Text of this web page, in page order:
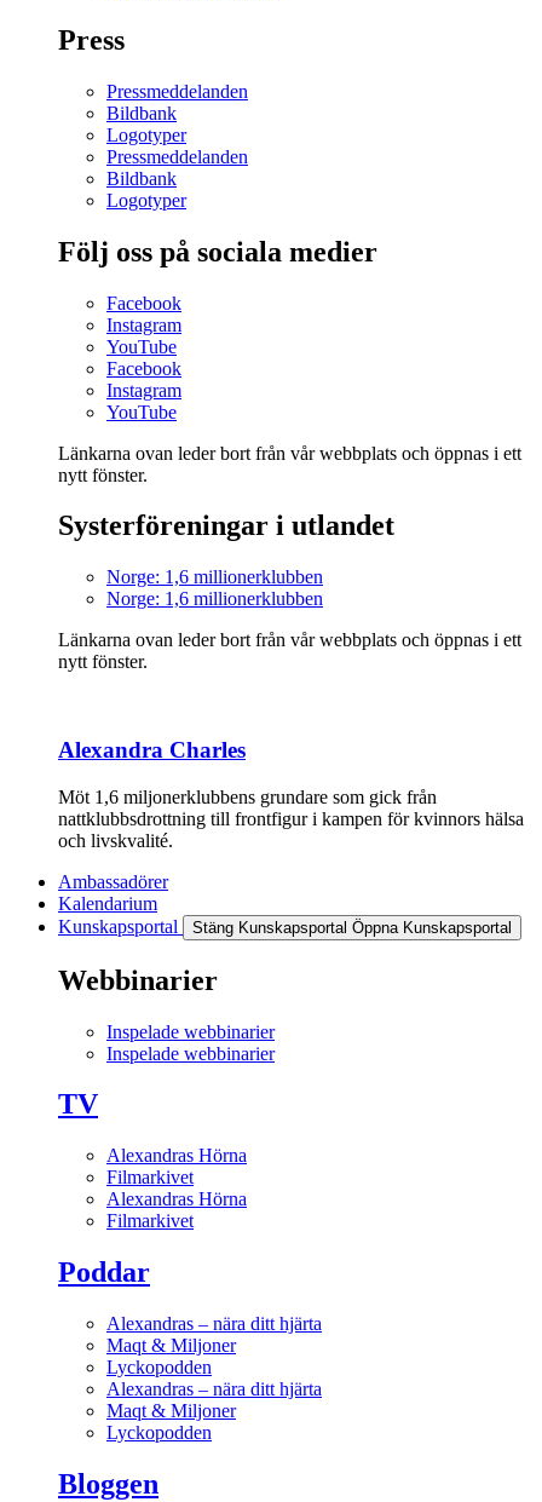
Press
Pressmeddelanden
Bildbank
Logotyper
Pressmeddelanden
Bildbank
Logotyper
Följ oss på sociala medier
Facebook
Instagram
YouTube
Facebook
Instagram
YouTube
Länkarna ovan leder bort från vår webbplats och öppnas i ett
nytt fönster.
Systerföreningar i utlandet
Norge: 1,6 millionerklubben
Norge: 1,6 millionerklubben
Länkarna ovan leder bort från vår webbplats och öppnas i ett
nytt fönster.
Alexandra Charles
Möt 1,6 miljonerklubbens grundare som gick från
nattklubbsdrottning till frontfigur i kampen för kvinnors hälsa
och livskvalité.
Ambassadörer
Kalendarium
Kunskapsportal
Stäng Kunskapsportal Öppna Kunskapsportal
Webbinarier
Inspelade webbinarier
Inspelade webbinarier
TV
Alexandras Hörna
Filmarkivet
Alexandras Hörna
Filmarkivet
Poddar
Alexandras – nära ditt hjärta
Maqt & Miljoner
Lyckopodden
Alexandras – nära ditt hjärta
Maqt & Miljoner
Lyckopodden
Bloggen